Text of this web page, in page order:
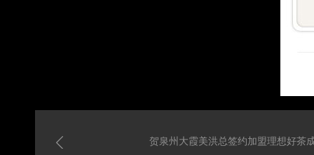
贺泉州大霞美洪总签约加盟理想好茶